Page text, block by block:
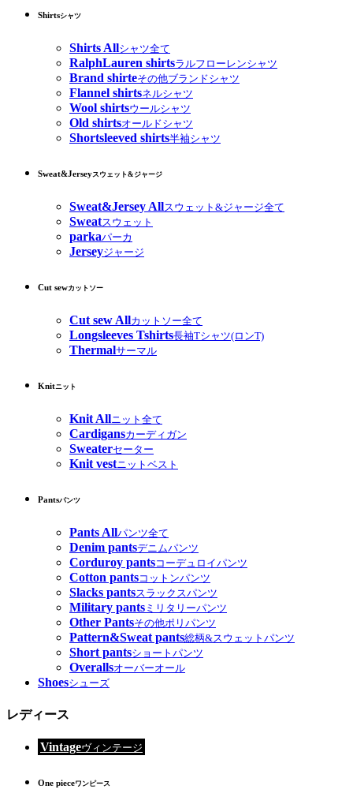
Shirtsシャツ
Shirts Allシャツ全て
RalphLauren shirtsラルフローレンシャツ
Brand shirteその他ブランドシャツ
Flannel shirtsネルシャツ
Wool shirtsウールシャツ
Old shirtsオールドシャツ
Shortsleeved shirts半袖シャツ
Sweat&Jerseyスウェット&ジャージ
Sweat&Jersey Allスウェット&ジャージ全て
Sweatスウェット
parkaパーカ
Jerseyジャージ
Cut sewカットソー
Cut sew Allカットソー全て
Longsleeves Tshirts長袖Tシャツ(ロンT)
Thermalサーマル
Knitニット
Knit Allニット全て
Cardigansカーディガン
Sweaterセーター
Knit vestニットベスト
Pantsパンツ
Pants Allパンツ全て
Denim pantsデニムパンツ
Corduroy pantsコーデュロイパンツ
Cotton pantsコットンパンツ
Slacks pantsスラックスパンツ
Military pants ミリタリーパンツ
Other Pantsその他ポリパンツ
Pattern&Sweat pants総柄&スウェットパンツ
Short pantsショートパンツ
Overallsオーバーオール
Shoesシューズ
レディース
Vintageヴィンテージ
One pieceワンピース